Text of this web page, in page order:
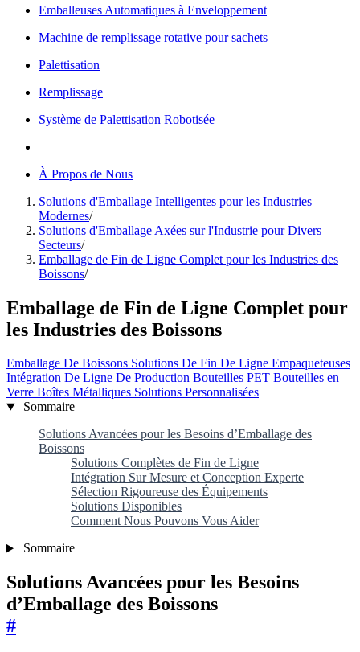
Emballeuses Automatiques à Enveloppement
Machine de remplissage rotative pour sachets
Palettisation
Remplissage
Système de Palettisation Robotisée
À Propos de Nous
Solutions d'Emballage Intelligentes pour les Industries
Modernes/
Solutions d'Emballage Axées sur l'Industrie pour Divers
Secteurs/
Emballage de Fin de Ligne Complet pour les Industries des
Boissons/
Emballage de Fin de Ligne Complet pour
les Industries des Boissons
Emballage De Boissons Solutions De Fin De Ligne Empaqueteuses
Intégration De Ligne De Production Bouteilles PET Bouteilles en
Verre Boîtes Métalliques Solutions Personnalisées
Sommaire
Solutions Avancées pour les Besoins d’Emballage des
Boissons
Solutions Complètes de Fin de Ligne
Intégration Sur Mesure et Conception Experte
Sélection Rigoureuse des Équipements
Solutions Disponibles
Comment Nous Pouvons Vous Aider
Sommaire
Solutions Avancées pour les Besoins
d’Emballage des Boissons
#